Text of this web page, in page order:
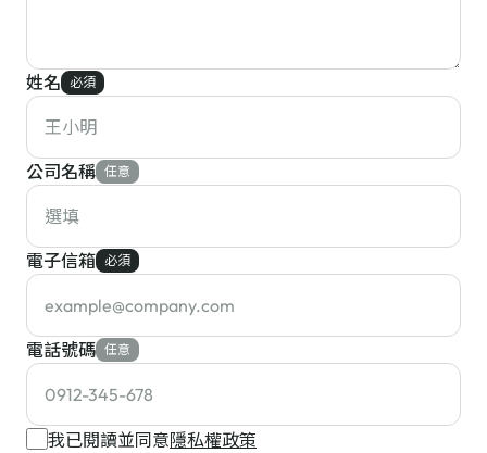
姓名 必須
公司名稱 任意
電子信箱 必須
電話號碼 任意
我已閱讀並同意隱私權政策